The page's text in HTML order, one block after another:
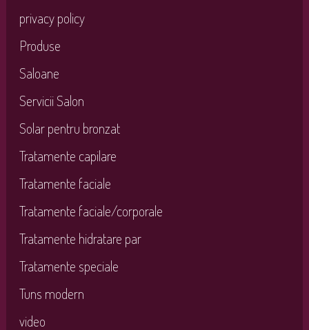
privacy policy
Produse
Saloane
Servicii Salon
Solar pentru bronzat
Tratamente capilare
Tratamente faciale
Tratamente faciale/corporale
Tratamente hidratare par
Tratamente speciale
Tuns modern
video